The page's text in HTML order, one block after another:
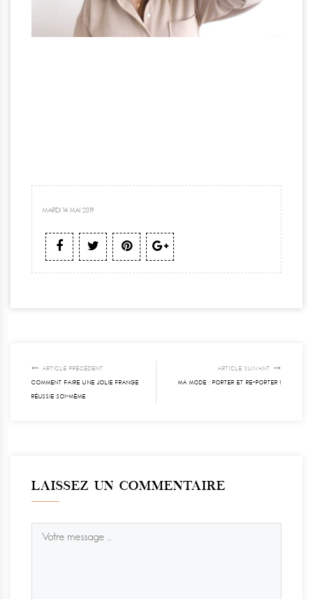
MARDI 14 MAI 2019
ARTICLE PRÉCÉDENT
COMMENT FAIRE UNE JOLIE FRANGE
RÉUSSIE SOI-MÊME
ARTICLE SUIVANT
MA MODE : PORTER ET RE-PORTER !
LAISSEZ UN COMMENTAIRE